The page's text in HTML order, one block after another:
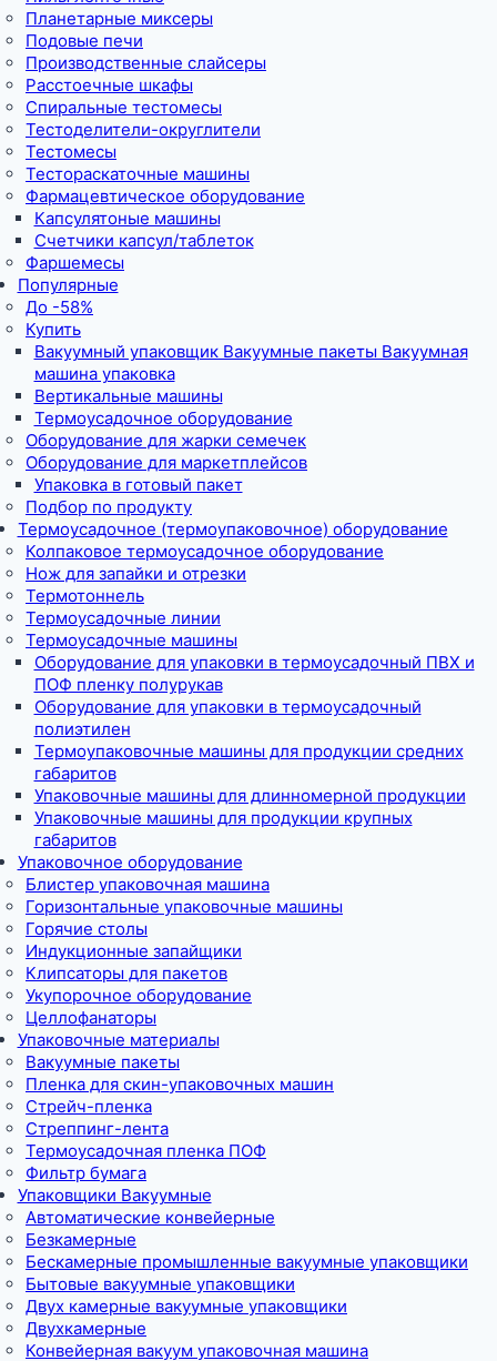
Планетарные миксеры
Подовые печи
Производственные слайсеры
Расстоечные шкафы
Спиральные тестомесы
Тестоделители-округлители
Тестомесы
Тестораскаточные машины
Фармацевтическое оборудование
Капсулятоные машины
Счетчики капсул/таблеток
Фаршемесы
Популярные
До -58%
Купить
Вакуумный упаковщик Вакуумные пакеты Вакуумная
машина упаковка
Вертикальные машины
Термоусадочное оборудование
Оборудование для жарки семечек
Оборудование для маркетплейсов
Упаковка в готовый пакет
Подбор по продукту
Термоусадочное (термоупаковочное) оборудование
Колпаковое термоусадочное оборудование
Нож для запайки и отрезки
Термотоннель
Термоусадочные линии
Термоусадочные машины
Оборудование для упаковки в термоусадочный ПВХ и
ПОФ пленку полурукав
Оборудование для упаковки в термоусадочный
полиэтилен
Термоупаковочные машины для продукции средних
габаритов
Упаковочные машины для длинномерной продукции
Упаковочные машины для продукции крупных
габаритов
Упаковочное оборудование
Блистер упаковочная машина
Горизонтальные упаковочные машины
Горячие столы
Индукционные запайщики
Клипсаторы для пакетов
Укупорочное оборудование
Целлофанаторы
Упаковочные материалы
Вакуумные пакеты
Пленка для скин-упаковочных машин
Стрейч-пленка
Стреппинг-лента
Термоусадочная пленка ПОФ
Фильтр бумага
Упаковщики Вакуумные
Автоматические конвейерные
Безкамерные
Бескамерные промышленные вакуумные упаковщики
Бытовые вакуумные упаковщики
Двух камерные вакуумные упаковщики
Двухкамерные
Конвейерная вакуум упаковочная машина